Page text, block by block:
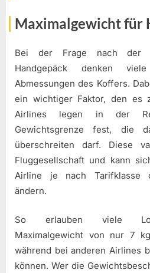
Maximalgewicht für
Bei der Frage nach der
Handgepäck denken
Abmessungen des Koffers.
ein wichtiger Faktor, den es
Airlines legen in der
Gewichtsgrenze fest, die
überschreiten darf. Diese
Fluggesellschaft und kann
Airline je nach Tarifklasse
ändern.
So erlauben viele
Maximalgewicht von nur 7
während bei anderen Airlines
können. Wer die